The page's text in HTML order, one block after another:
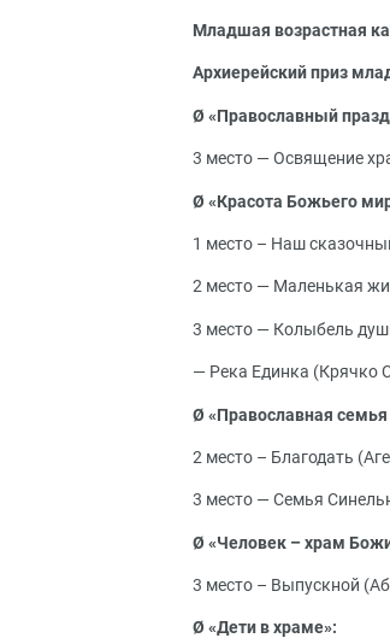
Младшая возрастная
Архиерейский приз
Ø «Православный
3 место — Освящение
Ø «Красота Божьего
1 место – Наш
2 место — Маленькая
3 место — Колыбель
— Река Единка (Крячко
Ø «Православная
2 место – Благодать
3 место — Семья
Ø «Человек – храм
3 место – Выпускной
Ø «Дети в храме»: